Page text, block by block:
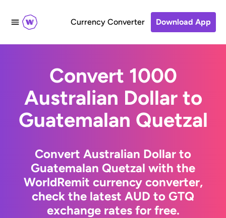
Currency Converter Download App
Convert 1000
Australian Dollar to
Guatemalan Quetzal
Convert Australian Dollar to
Guatemalan Quetzal with the
WorldRemit currency converter,
check the latest AUD to GTQ
exchange rates for free.